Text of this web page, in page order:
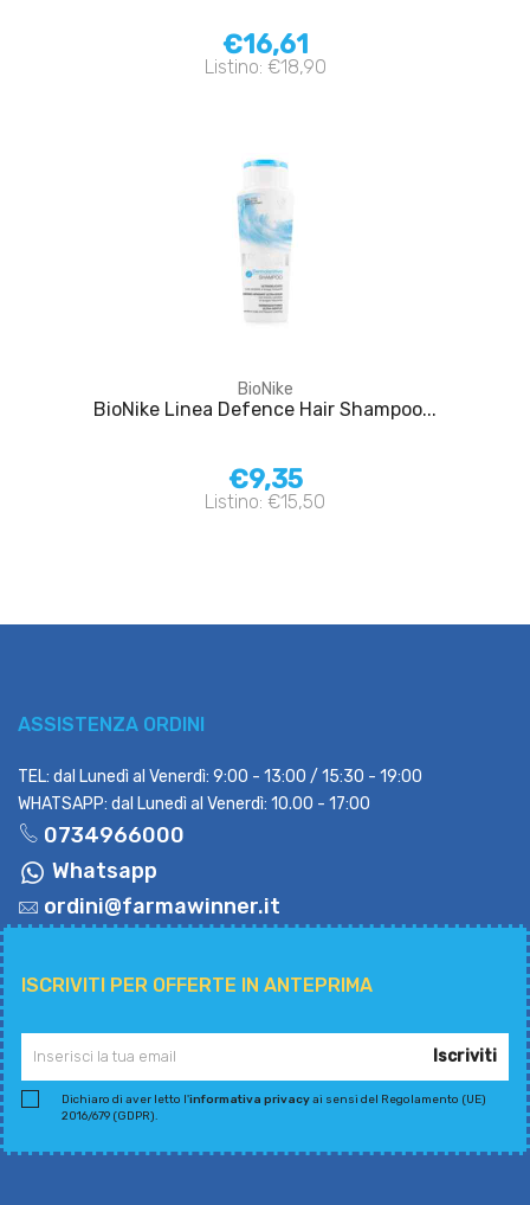
€16,61
Listino: €18,90
BioNike
BioNike Linea Defence Hair Shampoo...
€9,35
Listino: €15,50
ASSISTENZA ORDINI
TEL: dal Lunedì al Venerdì: 9:00 - 13:00 / 15:30 - 19:00
WHATSAPP: dal Lunedì al Venerdì: 10.00 - 17:00
0734966000
Whatsapp
ordini@farmawinner.it
ISCRIVITI PER OFFERTE IN ANTEPRIMA
Iscriviti
Dichiaro di aver letto l'informativa privacyai sensi del Regolamento (UE)
2016/679 (GDPR).